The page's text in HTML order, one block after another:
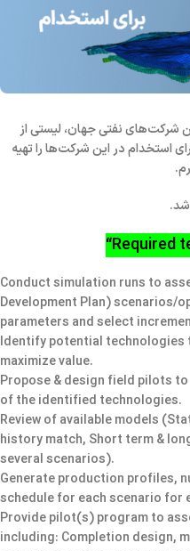
شرکت‌های نفتی جهان، لیستی از
استخدام در این شرکت‌ها را تهیه
“Required
Conductsimulation runs to
Development Plan) scenarios/
parameters and select
Identify potential technologies
maximize value.
Propose & design field pilots
of the identified technologies.
Review of available models (
history match, Short term &
several scenarios).
Generateproduction profiles,
schedule for each scenario for
Provide pilot(s) program to
including: Completion design,